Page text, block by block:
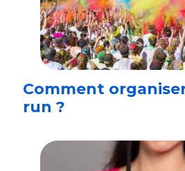
Comment
run ?